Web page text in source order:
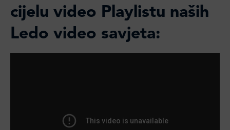
cijelu video Playlistu naših
Ledo video savjeta: